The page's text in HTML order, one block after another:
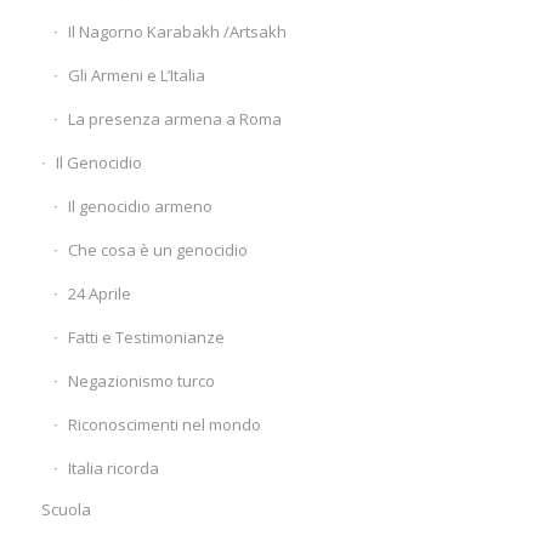
Il Nagorno Karabakh /Artsakh
Gli Armeni e L’Italia
La presenza armena a Roma
Il Genocidio
Il genocidio armeno
Che cosa è un genocidio
24 Aprile
Fatti e Testimonianze
Negazionismo turco
Riconoscimenti nel mondo
Italia ricorda
Scuola